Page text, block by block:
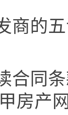
商的
合同
房产